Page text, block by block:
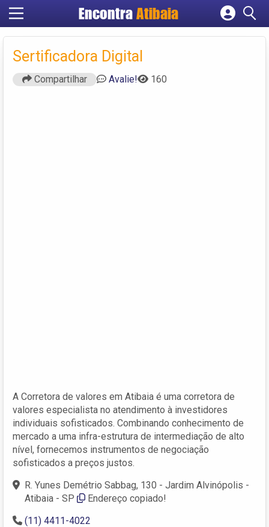
Encontra Atibaia
Cadastrar empresa
Criar conta
Sertificadora Digital
Compartilhar Avalie! 160
A Corretora de valores em Atibaia é uma corretora de
valores especialista no atendimento à investidores
individuais sofisticados. Combinando conhecimento de
mercado a uma infra-estrutura de intermediação de alto
nível, fornecemos instrumentos de negociação
sofisticados a preços justos.
R. Yunes Demétrio Sabbag, 130 - Jardim Alvinópolis -
Atibaia - SP
Endereço copiado!
(11) 4411-4022